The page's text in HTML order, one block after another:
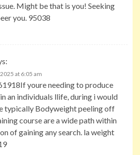
Might be that is you! Seeking
you. 95038
at 6:05 am
youre needing to produce
an individuals llife, during i would
typically Bodyweight peeling off
course are a wide path within
of gaining any search. la weight